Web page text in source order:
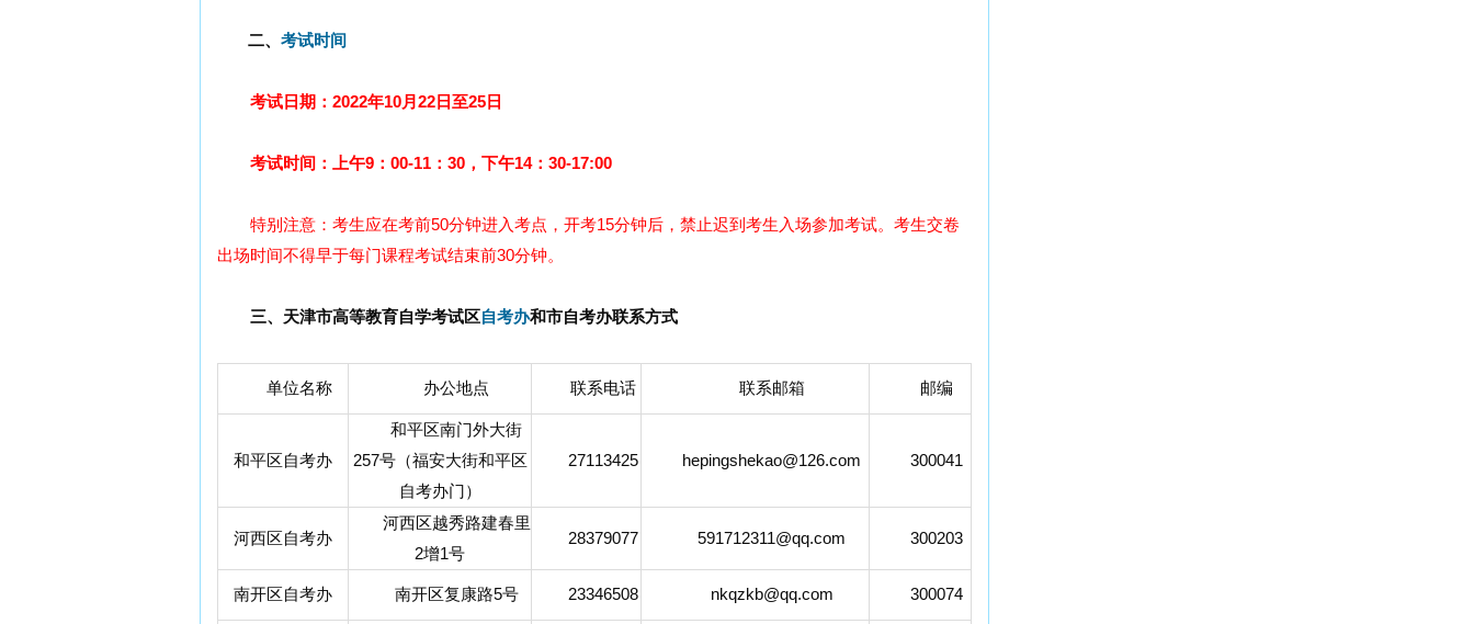
二、 考试时间
考试日期：2022年10月22日至25日
考试时间：上午9：00-11：30，下午14：30-17:00
特别注意：考生应在考前50分钟进入考点，开考15分钟后，禁止迟到考生入场参加考试。考生交卷
出场时间不得早于每门课程考试结束前30分钟。
三、天津市高等教育自学考试区自考办和市自考办联系方式
单位名称 办公地点 联系电话 联系邮箱 邮编
和平区自考办
和平区南门外大街
257号（福安大街和平区
自考办门）
27113425 hepingshekao@126.com 300041
河西区自考办
河西区越秀路建春里
2增1号
28379077 591712311@qq.com 300203
南开区自考办 南开区复康路5号 23346508 nkqzkb@qq.com 300074